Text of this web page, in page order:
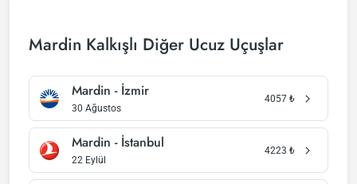
Mardin Kalkışlı Diğer Ucuz Uçuşlar
Mardin - İzmir
30 Ağustos
4057 ₺
Mardin - İstanbul
22 Eylül
4223 ₺